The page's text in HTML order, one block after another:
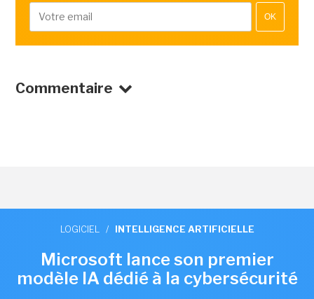
OK
Commentaire
LOGICIEL / INTELLIGENCE ARTIFICIELLE
Microsoft lance son premier
modèle IA dédié à la cybersécurité